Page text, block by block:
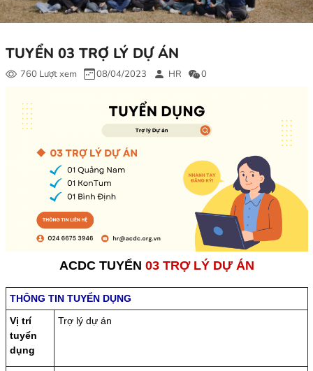
TUYỂN 03 TRỢ LÝ DỰ ÁN
760 Lượt xem 08/04/2023 HR 0
ACDC TUYỂN 03 TRỢ LÝ DỰ ÁN
THÔNG TIN TUYỂN DỤNG
Vị trí
tuyển
dụng
Trợ lý dự án